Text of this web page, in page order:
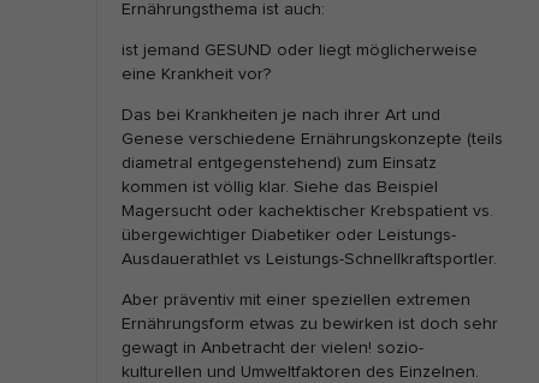
Ernährungsthema ist auch:
ist jemand GESUND oder liegt möglicherweise
eine Krankheit vor?
Das bei Krankheiten je nach ihrer Art und
Genese verschiedene Ernährungskonzepte (teils
diametral entgegenstehend) zum Einsatz
kommen ist völlig klar. Siehe das Beispiel
Magersucht oder kachektischer Krebspatient vs.
übergewichtiger Diabetiker oder Leistungs-
Ausdauerathlet vs Leistungs-Schnellkraftsportler.
Aber präventiv mit einer speziellen extremen
Ernährungsform etwas zu bewirken ist doch sehr
gewagt in Anbetracht der vielen! sozio-
kulturellen und Umweltfaktoren des Einzelnen.